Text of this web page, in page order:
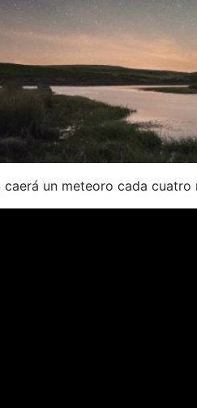
caerá un meteoro cada cuatro